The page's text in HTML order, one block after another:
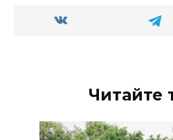
Читайте